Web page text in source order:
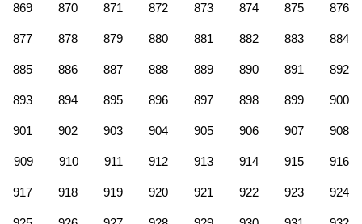
869 870 871 872 873 874 875 876
877 878 879 880 881 882 883 884
885 886 887 888 889 890 891 892
893 894 895 896 897 898 899 900
901 902 903 904 905 906 907 908
909 910 911 912 913 914 915 916
917 918 919 920 921 922 923 924